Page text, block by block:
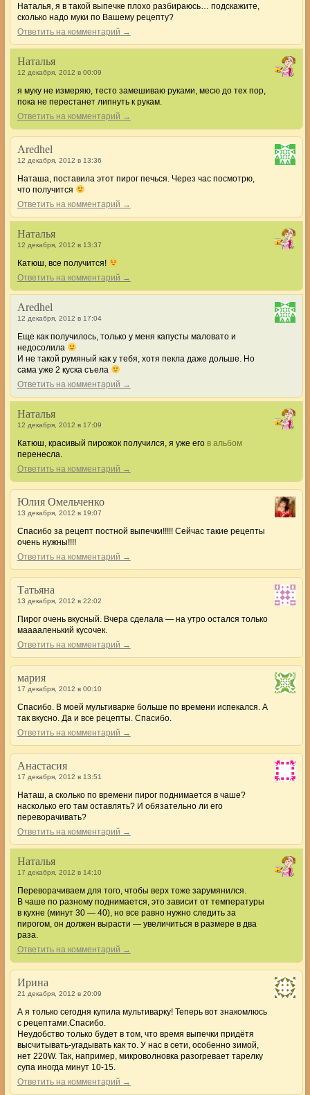
Наталья, я в такой выпечке плохо разбираюсь… подскажите,
сколько надо муки по Вашему рецепту?
Ответить на комментарий →
Наталья
12 декабря, 2012 в 00:09
я муку не измеряю, тесто замешиваю руками, месю до тех пор,
пока не перестанет липнуть к рукам.
Ответить на комментарий →
Aredhel
12 декабря, 2012 в 13:36
Наташа, поставила этот пирог печься. Через час посмотрю,
что получится
Ответить на комментарий →
Наталья
12 декабря, 2012 в 13:37
Катюш, все получится!
Ответить на комментарий →
Aredhel
12 декабря, 2012 в 17:04
Еще как получилось, только у меня капусты маловато и
недосолила
И не такой румяный как у тебя, хотя пекла даже дольше. Но
сама уже 2 куска съела
Ответить на комментарий →
Наталья
12 декабря, 2012 в 17:09
Катюш, красивый пирожок получился, я уже его в альбом
перенесла.
Ответить на комментарий →
Юлия Омельченко
13 декабря, 2012 в 19:07
Спасибо за рецепт постной выпечки!!!!! Сейчас такие рецепты
очень нужны!!!!
Ответить на комментарий →
Татьяна
13 декабря, 2012 в 22:02
Пирог очень вкусный. Вчера сделала — на утро остался только
мааааленький кусочек.
Ответить на комментарий →
мария
17 декабря, 2012 в 00:10
Спасибо. В моей мультиварке больше по времени испекался. А
так вкусно. Да и все рецепты. Спасибо.
Ответить на комментарий →
Анастасия
17 декабря, 2012 в 13:51
Наташ, а сколько по времени пирог поднимается в чаше?
насколько его там оставлять? И обязательно ли его
переворачивать?
Ответить на комментарий →
Наталья
17 декабря, 2012 в 14:10
Переворачиваем для того, чтобы верх тоже зарумянился.
В чаше по разному поднимается, это зависит от температуры
в кухне (минут 30 — 40), но все равно нужно следить за
пирогом, он должен вырасти — увеличиться в размере в два
раза.
Ответить на комментарий →
Ирина
21 декабря, 2012 в 20:09
А я только сегодня купила мультиварку! Теперь вот знакомлюсь
с рецептами.Спасибо.
Неудобство только будет в том, что время выпечки придётя
высчитывать-угадывать как то. У нас в сети, особенно зимой,
нет 220W. Так, например, микроволновка разогревает тарелку
супа иногда минут 10-15.
Ответить на комментарий →